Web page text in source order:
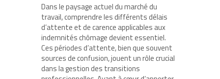
Dans le paysage actuel du marché du
travail, comprendre les différents délais
d’attente et de carence applicables aux
indemnités chômage devient essentiel.
Ces périodes d’attente, bien que souvent
sources de confusion, jouent un rôle crucial
dans la gestion des transitions